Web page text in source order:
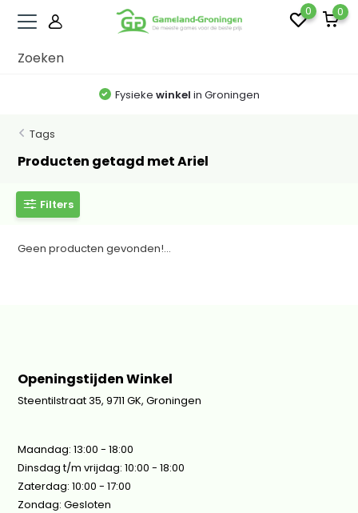
0 0
Fysieke winkel in Groningen
Tags
Producten getagd met Ariel
Filters
Geen producten gevonden!...
Openingstijden Winkel
Steentilstraat 35, 9711 GK, Groningen
Maandag: 13:00 - 18:00
Dinsdag t/m vrijdag: 10:00 - 18:00
Zaterdag: 10:00 - 17:00
Zondag: Gesloten